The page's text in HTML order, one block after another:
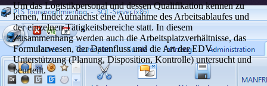
Um das Logistikpersonal und dessen Qualifikation kennen zu
lernen, findet zunächst eine Aufnahme des Arbeitsablaufes und
der einzelnen Tätigkeitsbereiche statt. In diesem
Zusammenhang werden auch die Arbeitsplatzverhältnisse, das
Formularwesen, der Datenfluss und die Art der EDV-
Unterstützung (Planung, Disposition, Kontrolle) untersucht und
beurteilt.